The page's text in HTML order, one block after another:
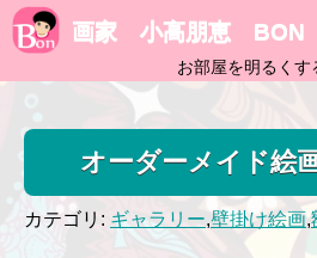
画家 小高朋恵 BON
お部屋を明るくす
オーダーメイド絵
カテゴリ: ギャラリー,壁掛け絵画,